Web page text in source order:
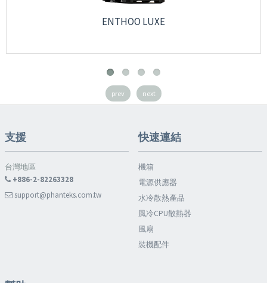
ENTHOO LUXE
prev next
支援
台灣地區
+886-2-82263328
support@phanteks.com.tw
快速連結
機箱
電源供應器
水冷散熱產品
風冷CPU散熱器
風扇
裝機配件